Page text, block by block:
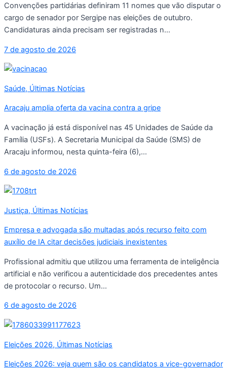
Convenções partidárias definiram 11 nomes que vão disputar o
cargo de senador por Sergipe nas eleições de outubro.
Candidaturas ainda precisam ser registradas n...
7 de agosto de 2026
Saúde, Últimas Notícias
Aracaju amplia oferta da vacina contra a gripe
A vacinação já está disponível nas 45 Unidades de Saúde da
Família (USFs). A Secretaria Municipal da Saúde (SMS) de
Aracaju informou, nesta quinta-feira (6),...
6 de agosto de 2026
Justiça, Últimas Notícias
Empresa e advogada são multadas após recurso feito com
auxílio de IA citar decisões judiciais inexistentes
Profissional admitiu que utilizou uma ferramenta de inteligência
artificial e não verificou a autenticidade dos precedentes antes
de protocolar o recurso. Um...
6 de agosto de 2026
Eleições 2026, Últimas Notícias
Eleições 2026: veja quem são os candidatos a vice-governador